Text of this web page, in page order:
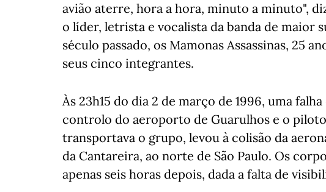
avião aterre, hora a hora, minuto a minuto",
o líder, letrista e vocalista da banda de maior
século passado, os Mamonas Assassinas, 25
seus cinco integrantes.
Às 23h15 do dia 2 de março de 1996, uma
controlo do aeroporto de Guarulhos e o
transportava o grupo, levou à colisão da
da Cantareira, ao norte de São Paulo. Os
apenas seis horas depois, dada a falta de